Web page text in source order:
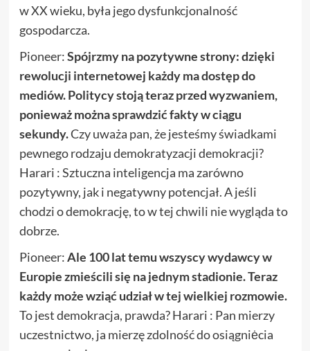
w XX wieku, była jego dysfunkcjonalność
gospodarcza.
Pioneer:Spójrzmy na pozytywne strony: dzięki
rewolucji internetowej każdy ma dostęp do
mediów. Politycy stoją teraz przed wyzwaniem,
ponieważ można sprawdzić fakty w ciągu
sekundy.Czy uważa pan, że jesteśmy świadkami
pewnego rodzaju demokratyzacji demokracji?
Harari : Sztuczna inteligencja ma zarówno
pozytywny, jak i negatywny potencjał. A jeśli
chodzi o demokrację, to w tej chwili nie wygląda to
dobrze.
Pioneer:Ale 100 lat temu wszyscy wydawcy w
Europie zmieścili się na jednym stadionie. Teraz
każdy może wziąć udział w tej wielkiej rozmowie.
To jest demokracja, prawda? Harari : Pan mierzy
uczestnictwo, ja mierzę zdolność do osiągniėcia